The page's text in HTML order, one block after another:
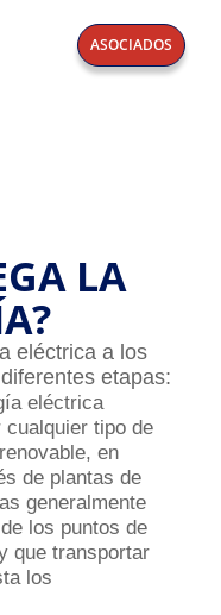
ASOCIADOS
LA
eléctrica a los
etapas:
eléctrica
tipo de
en
de plantas de
generalmente
los puntos de
que transportar
los